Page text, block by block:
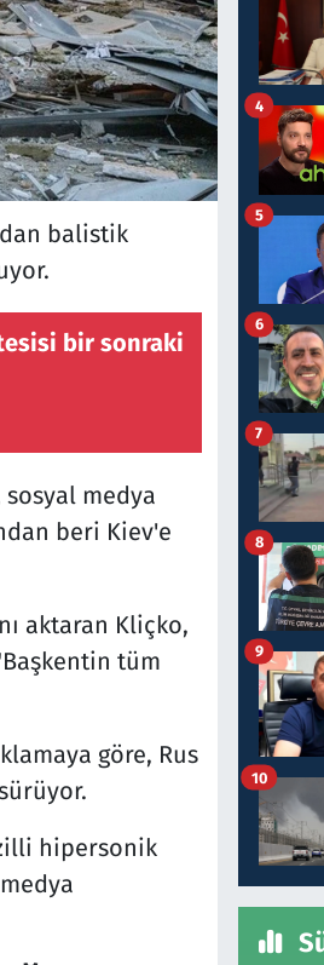
balistik
bir sonraki
medya
beri Kiev'e
aktaran Kliçko,
tüm
göre, Rus
hipersonik
4
5
6
7
8
9
10